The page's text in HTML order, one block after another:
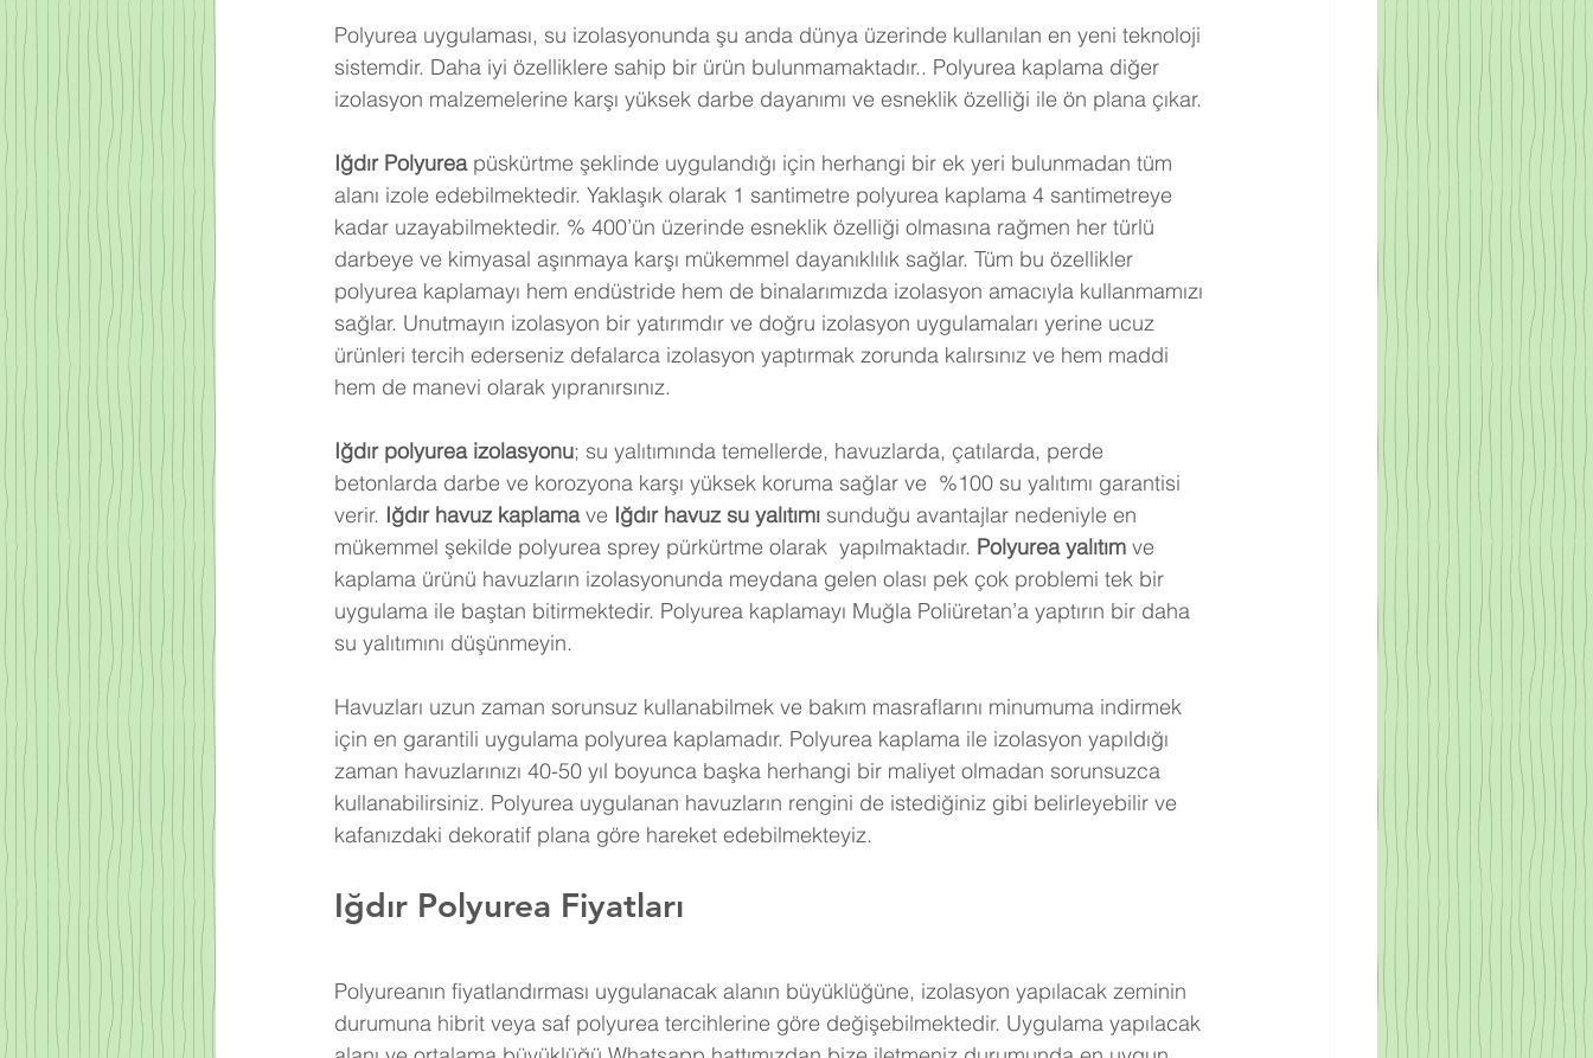
Polyurea uygulaması, su izolasyonunda şu anda dünya üzerinde kullanılan en yeni teknoloji
sistemdir. Daha iyi özelliklere sahip bir ürün bulunmamaktadır.. Polyurea kaplama diğer
izolasyon malzemelerine karşı yüksek darbe dayanımı ve esneklik özelliği ile ön plana çıkar.
Iğdır Polyurea püskürtme şeklinde uygulandığı için herhangi bir ek yeri bulunmadan tüm
alanı izole edebilmektedir. Yaklaşık olarak 1 santimetre polyurea kaplama 4 santimetreye
kadar uzayabilmektedir. % 400’ün üzerinde esneklik özelliği olmasına rağmen her türlü
darbeye ve kimyasal aşınmaya karşı mükemmel dayanıklılık sağlar. Tüm bu özellikler
polyurea kaplamayı hem endüstride hem de binalarımızda izolasyon amacıyla kullanmamızı
sağlar. Unutmayın izolasyon bir yatırımdır ve doğru izolasyon uygulamaları yerine ucuz
ürünleri tercih ederseniz defalarca izolasyon yaptırmak zorunda kalırsınız ve hem maddi
hem de manevi olarak yıpranırsınız.
Iğdır polyurea izolasyonu; su yalıtımında temellerde, havuzlarda, çatılarda, perde
betonlarda darbe ve korozyona karşı yüksek koruma sağlar ve  %100 su yalıtımı garantisi
verir. Iğdır havuz kaplama ve Iğdır havuz su yalıtımı sunduğu avantajlar nedeniyle en
mükemmel şekilde polyurea sprey pürkürtme olarak  yapılmaktadır. Polyurea yalıtım ve
kaplama ürünü havuzların izolasyonunda meydana gelen olası pek çok problemi tek bir
uygulama ile baştan bitirmektedir. Polyurea kaplamayı Muğla Poliüretan’a yaptırın bir daha
su yalıtımını düşünmeyin.
Havuzları uzun zaman sorunsuz kullanabilmek ve bakım masraflarını minumuma indirmek
için en garantili uygulama polyurea kaplamadır. Polyurea kaplama ile izolasyon yapıldığı
zaman havuzlarınızı 40-50 yıl boyunca başka herhangi bir maliyet olmadan sorunsuzca
kullanabilirsiniz. Polyurea uygulanan havuzların rengini de istediğiniz gibi belirleyebilir ve
kafanızdaki dekoratif plana göre hareket edebilmekteyiz.
Iğdır Polyurea Fiyatları
Polyureanın fiyatlandırması uygulanacak alanın büyüklüğüne, izolasyon yapılacak zeminin
durumuna hibrit veya saf polyurea tercihlerine göre değişebilmektedir. Uygulama yapılacak